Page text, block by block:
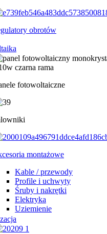
obrotów
fotowoltaiczne
montażowe
Kable / przewody
Profile i uchwyty
Śruby i nakrętki
Elektryka
Uziemienie